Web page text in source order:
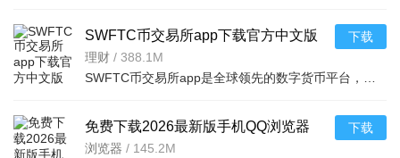
SWFTC币交易所app下载官方中文版
v6.166.0最新版
理财 / 388.1M
下载
免费下载2026最新版手机QQ浏览器
v20.3.7.7035官方安卓版
浏览器 / 145.2M
下载